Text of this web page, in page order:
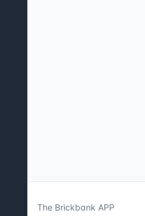
The Brickbank APP